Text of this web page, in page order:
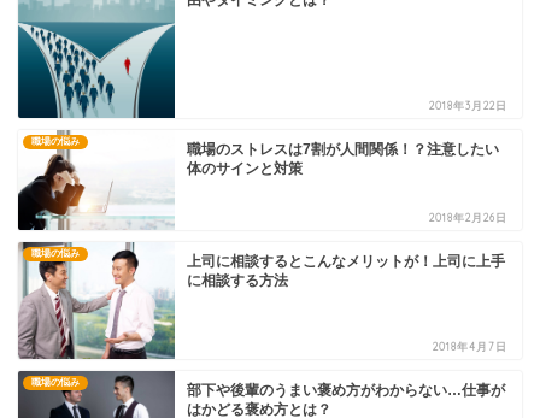
2018年3月22日
職場の悩み
職場のストレスは7割が人間関係！？注意したい
体のサインと対策
2018年2月26日
職場の悩み
上司に相談するとこんなメリットが！上司に上手
に相談する方法
2018年4月7日
職場の悩み
部下や後輩のうまい褒め方がわからない…仕事が
はかどる褒め方とは？